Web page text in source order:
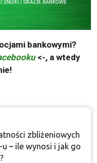
bankowymi?
<-, a wtedy
zbliżeniowych
u – ile wynosi i jak go